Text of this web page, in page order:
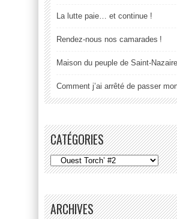
La lutte paie… et continue !
Rendez-nous nos camarades !
Maison du peuple de Saint-Nazaire
Comment j’ai arrêté de passer
CATÉGORIES
ARCHIVES